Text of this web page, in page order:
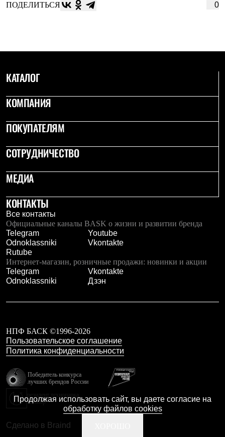
ПОДЕЛИТЬСЯ 0
КАТАЛОГ
КОМПАНИЯ
ПОКУПАТЕЛЯМ
СОТРУДНИЧЕСТВО
МЕДИА
КОНТАКТЫ
Все контакты
Официальные каналы BASK о жизни и развитии бренда
Telegram
Youtube
Odnoklassniki
Vkontakte
Rutube
Интернет-магазин, розничные продажи: новинки и акции
Telegram
Vkontakte
Odnoklassniki
Дзэн
НПФ БАСК ©1996-2026
Пользовательское соглашение
Политика конфиденциальности
Победитель конкурса
лучших брендов России
Калибр
Сделано в Braind
Продолжая использовать сайт, вы даете согласие на
обработку файлов cookies